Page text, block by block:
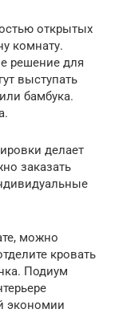
открытых
комнату.
решение для
выступать
бамбука.
делает
заказать
можно
кровать
Подиум
экономии